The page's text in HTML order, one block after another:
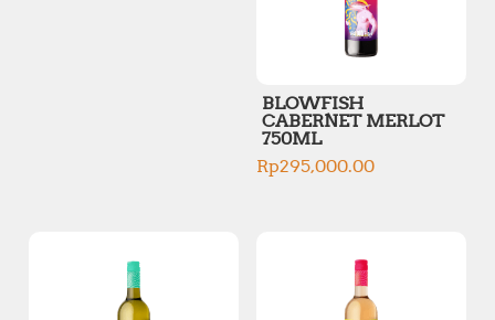
BLOWFISH
CABERNET MERLOT
750ML
Rp295,000.00